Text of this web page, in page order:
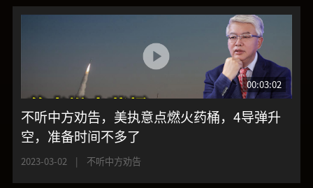
00:03:02
不听中方劝告，美执意点燃火药桶，4导弹升
空，准备时间不多了
2023-03-02 | 不听中方劝告